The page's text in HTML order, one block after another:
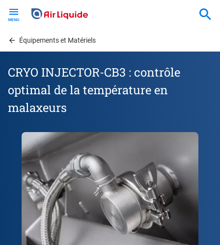
contentÉquipements et Matériels
CRYO INJECTOR-CB3 : contrôle
optimal de la température en
malaxeurs